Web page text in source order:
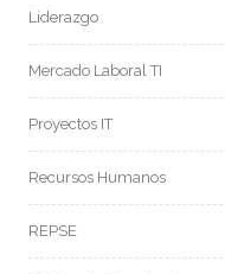
Liderazgo
Mercado Laboral TI
Proyectos IT
Recursos Humanos
REPSE